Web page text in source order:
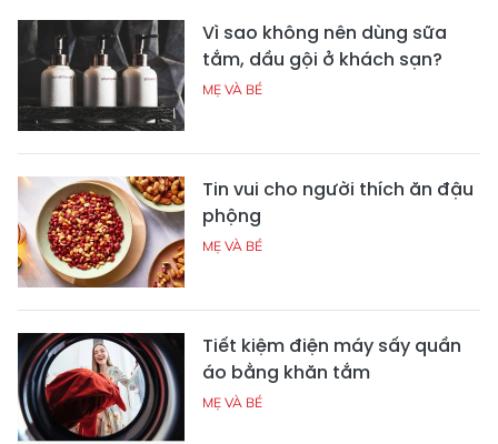
Vì sao không nên dùng sữa
tắm, dầu gội ở khách sạn?
MẸ VÀ BÉ
Tin vui cho người thích ăn đậu
phộng
MẸ VÀ BÉ
Tiết kiệm điện máy sấy quần
áo bằng khăn tắm
MẸ VÀ BÉ